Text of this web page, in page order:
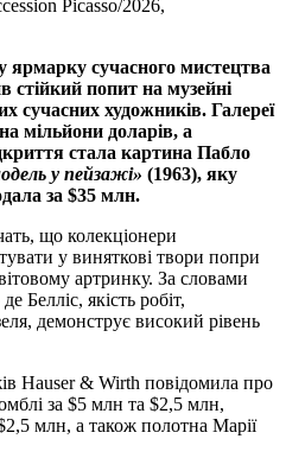
Picasso/2026,
сучасного мистецтва
стійкий попит на музейні
сучасних художників. Галереї
мільйони доларів, а
стала картина Пабло
у пейзажі» (1963), яку
за $35 млн.
що колекціонери
у виняткові твори попри
артринку. За словами
Белліс, якість робіт,
демонструє високий рівень
Hauser & Wirth повідомила про
за $5 млн та $2,5 млн,
млн, а також полотна Марії